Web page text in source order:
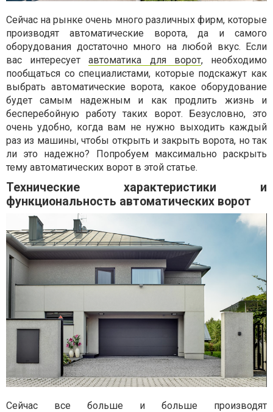
Сейчас на рынке очень много различных фирм, которые
производят автоматические ворота, да и самого
оборудования достаточно много на любой вкус. Если
вас интересуетавтоматика для ворот, необходимо
пообщаться со специалистами, которые подскажут как
выбрать автоматические ворота, какое оборудование
будет самым надежным и как продлить жизнь и
бесперебойную работу таких ворот. Безусловно, это
очень удобно, когда вам не нужно выходить каждый
раз из машины, чтобы открыть и закрыть ворота, но так
ли это надежно? Попробуем максимально раскрыть
тему автоматических ворот в этой статье.
Технические характеристики и
функциональность автоматических ворот
Сейчас все больше и больше производят